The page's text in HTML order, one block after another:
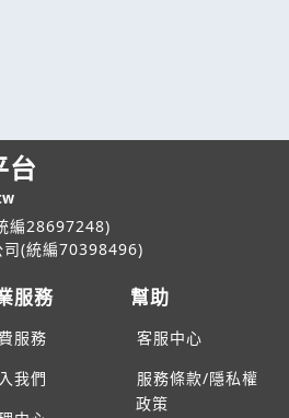
台
編28697248)
司(統編70398496)
服務
服務
我們
幫助
客服中心
服務條款/隱私權
政策